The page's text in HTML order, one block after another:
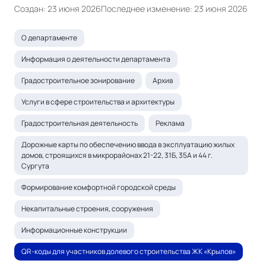
Создан: 23 июня 2026Последнее изменение: 23 июня 2026
О департаменте
Информация о деятельности департамента
Градостроительное зонирование Архив
Услуги в сфере строительства и архитектуры
Градостроительная деятельность Реклама
Дорожные карты по обеспечению ввода в эксплуатацию жилых
домов, строящихся в микрорайонах 21-22, 31Б, 35А и 44 г.
Сургута
Формирование комфортной городской среды
Некапитальные строения, сооружения
Информационные конструкции
QR-коды для участников долевого строительства ЖК «Крылов»